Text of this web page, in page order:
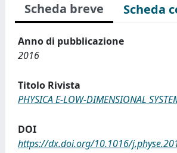
Scheda breve Scheda
Anno di pubblicazione
2016
Titolo Rivista
PHYSICA E-LOW-DIMENSIONAL
DOI
https://dx.doi.org/10.1016/